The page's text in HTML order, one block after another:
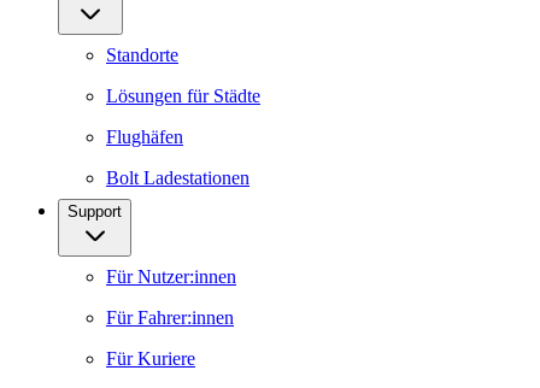
Standorte
Lösungen für Städte
Flughäfen
Bolt Ladestationen
Support
Für Nutzer:innen
Für Fahrer:innen
Für Kuriere